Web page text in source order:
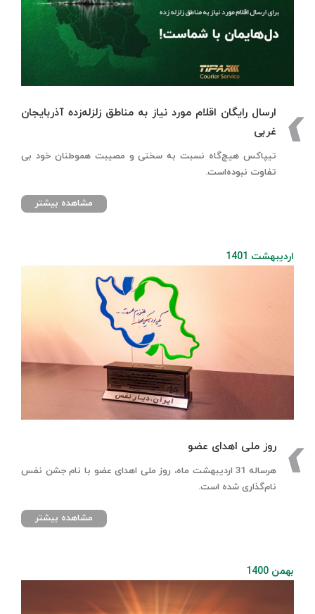
ارسال رایگان اقلام مورد نیاز به مناطق زلزله‌زده آذربایجان
غربی
تیپاکس هیچ‌گاه نسبت به سختی و مصیبت هموطنان خود بی
تفاوت نبوده‌است.
مشاهده بیشتر
اردیبهشت 1401
روز ملی اهدای عضو
هرساله 31 اردیبهشت ماه، روز ملی اهدای عضو با نام جشن نفس
نام‌گذاری شده است.
مشاهده بیشتر
بهمن 1400